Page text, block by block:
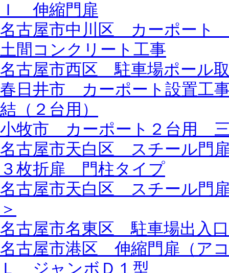
Ｉ 伸縮門扉
名古屋市中川区 カーポー
土間コンクリート工事
名古屋市西区 駐車場ポール
春日井市 カーポート設置工
結（２台用）
小牧市 カーポート２台用
名古屋市天白区 スチール
３枚折扉 門柱タイプ
名古屋市天白区 スチール門
＞
名古屋市名東区 駐車場出入
名古屋市港区 伸縮門扉（ア
Ｌ ジャンボＤ１型